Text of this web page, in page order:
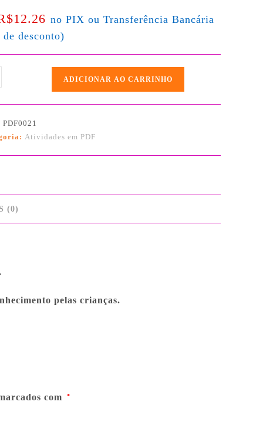
12.26 no PIX ou Transferência Bancária
de desconto)
ADICIONAR AO CARRINHO
PDF0021
Atividades em PDF
(0)
pelas crianças.
com *